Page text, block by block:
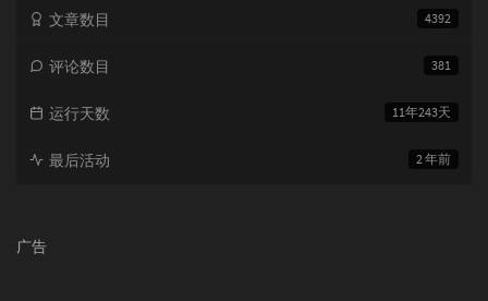
4392
文章数目
381
评论数目
11年243天
运行天数
2 年前
最后活动
广告